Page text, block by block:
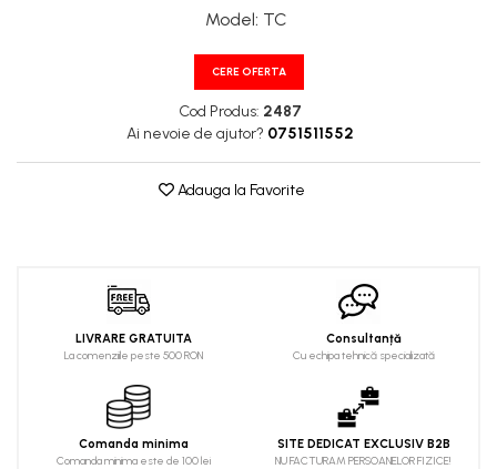
Model: TC
CERE OFERTA
Cod Produs: 2487
Ai nevoie de ajutor? 0751511552
Adauga la Favorite
LIVRARE GRATUITA
La comenziile peste 500 RON
Consultanță
Cu echipa tehnică specializată
Comanda minima
Comanda minima este de 100 lei
SITE DEDICAT EXCLUSIV B2B
NU FACTURAM PERSOANELOR FIZICE!